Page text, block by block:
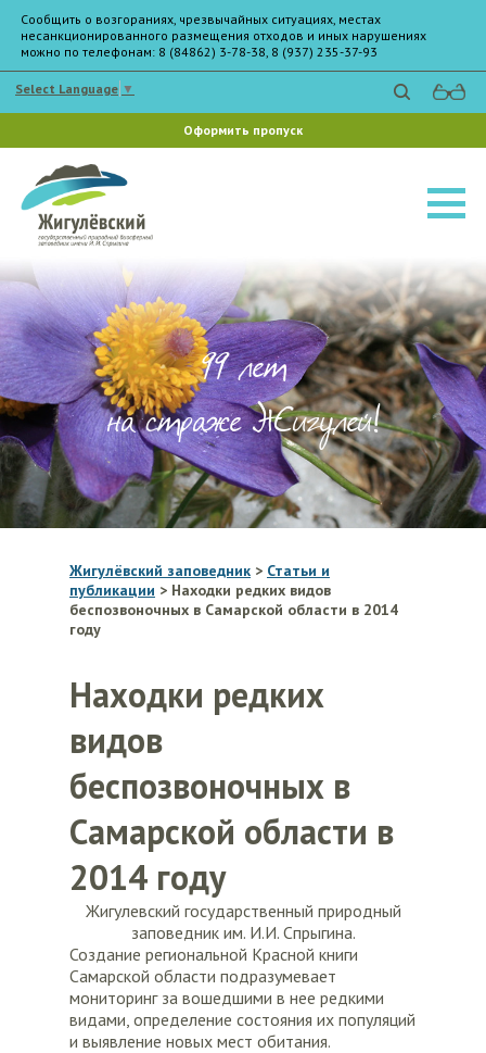
Сообщить о возгораниях, чрезвычайных ситуациях, местах
несанкционированного размещения отходов и иных нарушениях
можно по телефонам: 8 (84862) 3-78-38, 8 (937) 235-37-93
Select Language ▼
Оформить пропуск
99 лет
на страже Жигулей!
Жигулёвский заповедник > Статьи и
публикации > Находки редких видов
беспозвоночных в Самарской области в 2014
году
Находки редких
видов
беспозвоночных в
Самарской области в
2014 году
Жигулевский государственный природный
заповедник им. И.И. Спрыгина.
Создание региональной Красной книги
Самарской области подразумевает
мониторинг за вошедшими в нее редкими
видами, определение состояния их популяций
и выявление новых мест обитания.